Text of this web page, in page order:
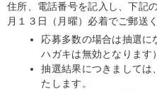
住所、電話番号を記入し、下記
月１３日（月曜）必着でご郵送く
応募多数の場合は抽選に
ハガキは無効となります）
抽選結果につきましては
たします。